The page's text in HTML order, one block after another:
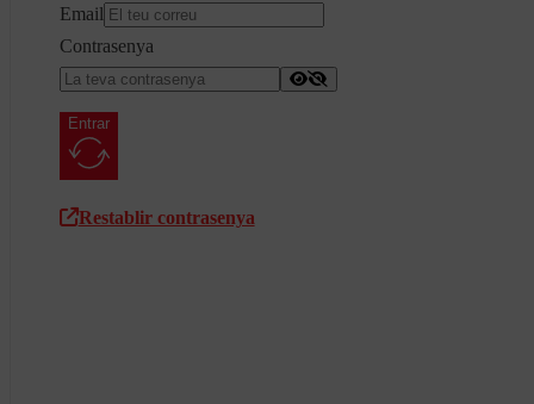
Email
Contrasenya
Entrar
Restablir contrasenya